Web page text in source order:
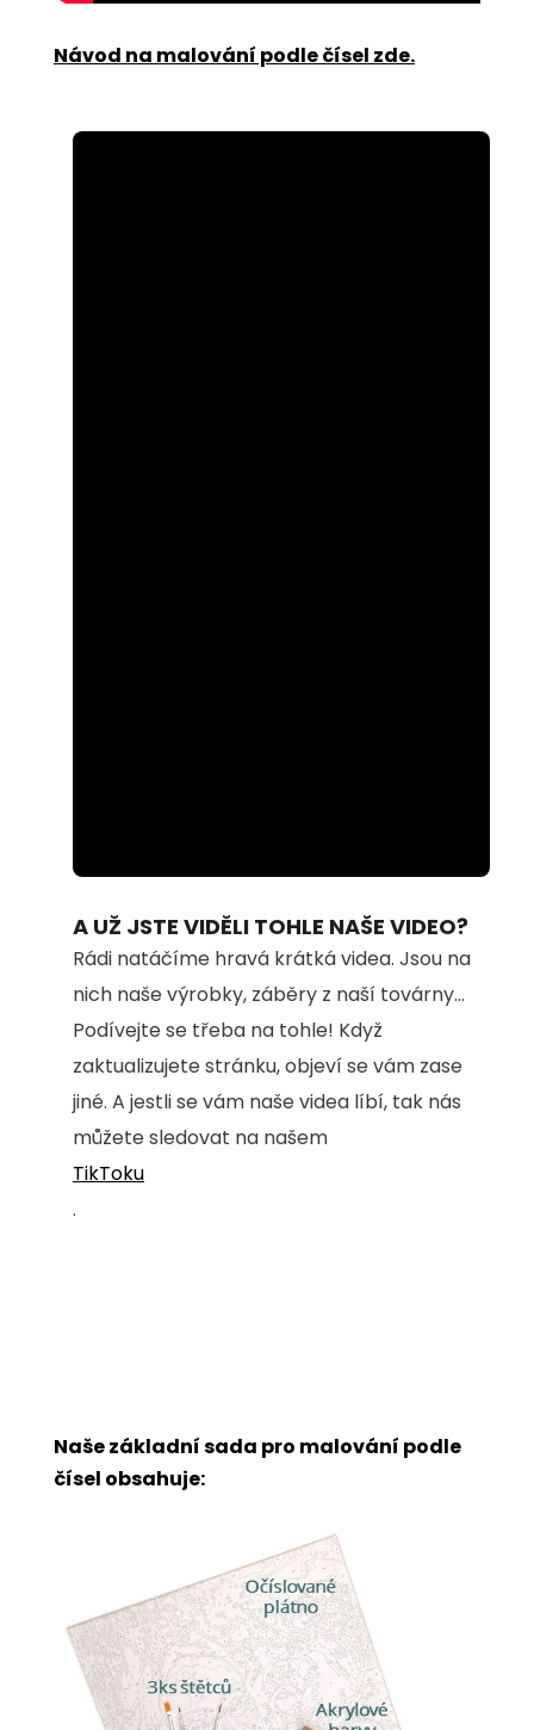
Návod na malování podle čísel zde.
74.69%
A UŽ JSTE VIDĚLI TOHLE NAŠE VIDEO?
Rádi natáčíme hravá krátká videa. Jsou na
nich naše výrobky, záběry z naší továrny...
Podívejte se třeba na tohle! Když
zaktualizujete stránku, objeví se vám zase
jiné. A jestli se vám naše videa líbí, tak nás
můžete sledovat na našem
TikToku
.
Naše základní sada pro malování podle
čísel obsahuje: